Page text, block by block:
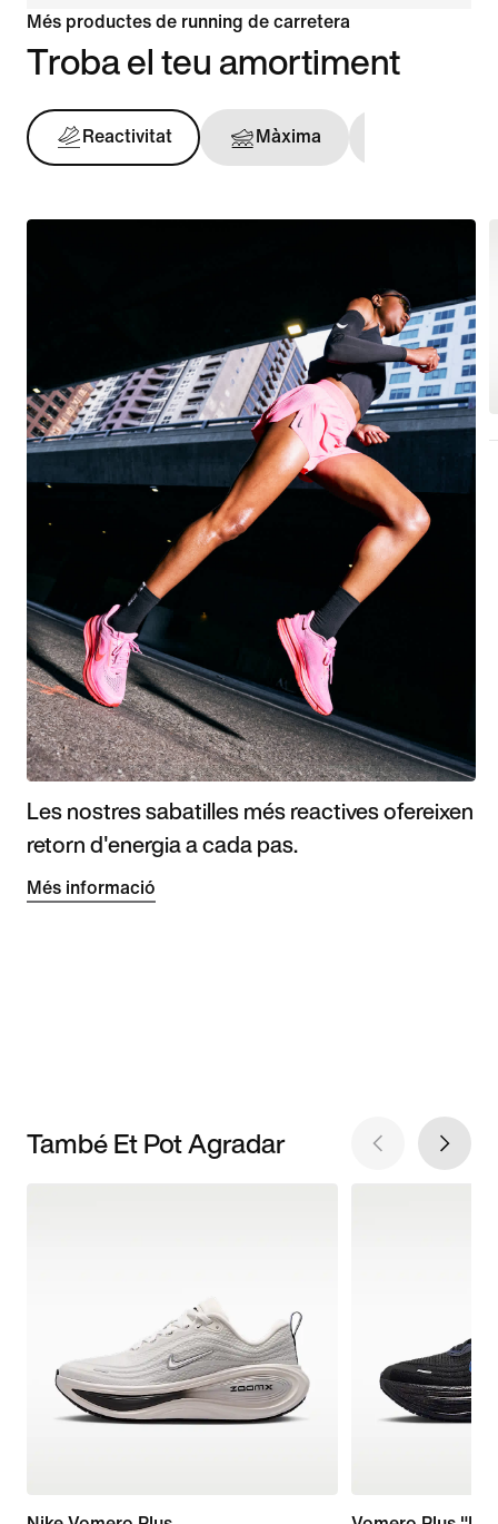
Més productes de running de carretera
Troba el teu amortiment
Reactivitat Màxima
Les nostres sabatilles més reactives ofereixen
retorn d'energia a cada pas.
Més informació
També Et Pot Agradar